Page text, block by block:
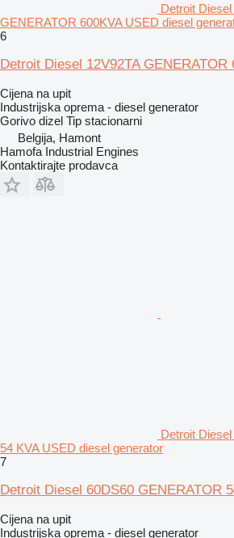
Detroit
GENERATOR 600KVA USED diesel
6
Detroit Diesel 12V92TA GENERATOR
Cijena na upit
Industrijska oprema - diesel generator
Gorivo dizel Tip stacionarni
Belgija, Hamont
Hamofa Industrial Engines
Kontaktirajte prodavca
Detroit
54 KVA USED diesel generator
7
Detroit Diesel 60DS60 GENERATOR
Cijena na upit
Industrijska oprema - diesel generator